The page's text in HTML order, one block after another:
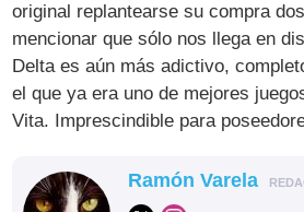
original replantearse su compra
mencionar que sólo nos llega en
Delta es aún más adictivo,
el que ya era uno de mejores
Vita. Imprescindible para
Ramón Varela